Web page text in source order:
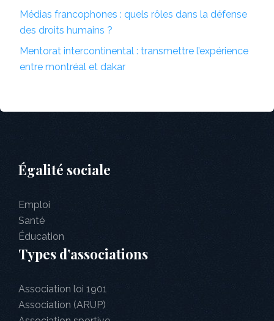
Médias francophones : quels rôles dans la défense
des droits humains ?
Mentorat intercontinental : transmettre l’expérience
entre montréal et dakar
Égalité sociale
Emploi
Santé
Éducation
Types d’associations
Association loi 1901
Association (ARUP)